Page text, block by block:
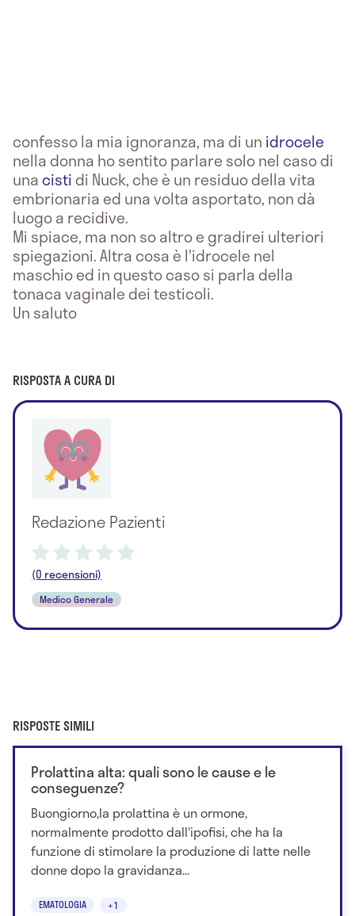
confesso la mia ignoranza, ma di un idrocele
nella donna ho sentito parlare solo nel caso di
unacistidi Nuck, che è un residuo della vita
embrionaria ed una volta asportato, non dà
luogo a recidive.
Mi spiace, ma non so altro e gradirei ulteriori
spiegazioni. Altra cosa è l'idrocele nel
maschio ed in questo caso si parla della
tonaca vaginale dei testicoli.
Un saluto
RISPOSTA A CURA DI
Redazione Pazienti
(0 recensioni)
Medico Generale
RISPOSTE SIMILI
Prolattina alta: quali sono le cause e le
conseguenze?
Buongiorno,la prolattina è un ormone,
normalmente prodotto dall'ipofisi, che ha la
funzione di stimolare la produzione di latte nelle
donne dopo la gravidanza...
EMATOLOGIA +1